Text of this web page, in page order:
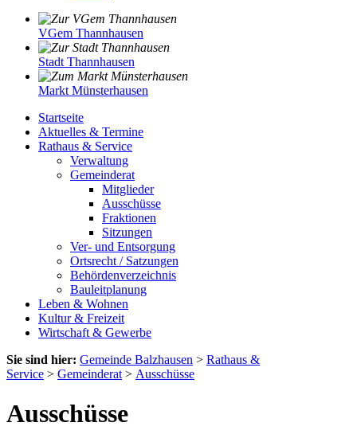
VGem Thannhausen
Stadt Thannhausen
Markt Münsterhausen
Startseite
Aktuelles & Termine
Rathaus & Service
Verwaltung
Gemeinderat
Mitglieder
Ausschüsse
Fraktionen
Sitzungen
Ver- und Entsorgung
Ortsrecht / Satzungen
Behördenverzeichnis
Bauleitplanung
Leben & Wohnen
Kultur & Freizeit
Wirtschaft & Gewerbe
Sie sind hier: Gemeinde Balzhausen > Rathaus &
Service > Gemeinderat > Ausschüsse
Ausschüsse